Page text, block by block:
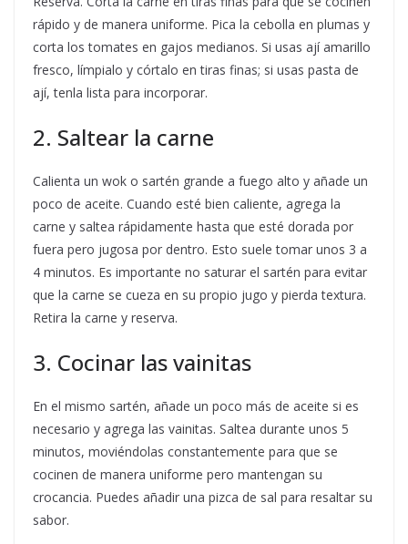
rápido y de manera uniforme. Pica la cebolla en plumas y
corta los tomates en gajos medianos. Si usas ají amarillo
fresco, límpialo y córtalo en tiras finas; si usas pasta de
ají, tenla lista para incorporar.
2. Saltear la carne
Calienta un wok o sartén grande a fuego alto y añade un
poco de aceite. Cuando esté bien caliente, agrega la
carne y saltea rápidamente hasta que esté dorada por
fuera pero jugosa por dentro. Esto suele tomar unos 3 a
4 minutos. Es importante no saturar el sartén para evitar
que la carne se cueza en su propio jugo y pierda textura.
Retira la carne y reserva.
3. Cocinar las vainitas
En el mismo sartén, añade un poco más de aceite si es
necesario y agrega las vainitas. Saltea durante unos 5
minutos, moviéndolas constantemente para que se
cocinen de manera uniforme pero mantengan su
crocancia. Puedes añadir una pizca de sal para resaltar su
sabor.